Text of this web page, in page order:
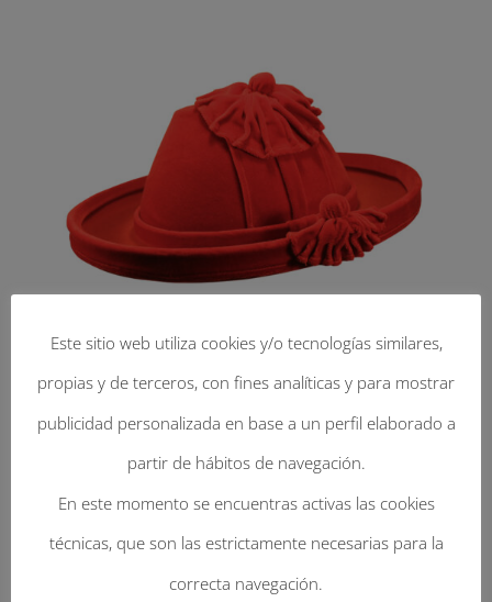
Enviar Un Comentario
Tu dirección de correo electrónico no será
Los campos obligatorios están
Este sitio web utiliza cookies y/o tecnologías similares,
propias y de terceros, con fines analíticas y para mostrar
publicidad personalizada en base a un perfil elaborado a
partir de hábitos de navegación.
En este momento se encuentras activas las cookies
técnicas, que son las estrictamente necesarias para la
correcta navegación.